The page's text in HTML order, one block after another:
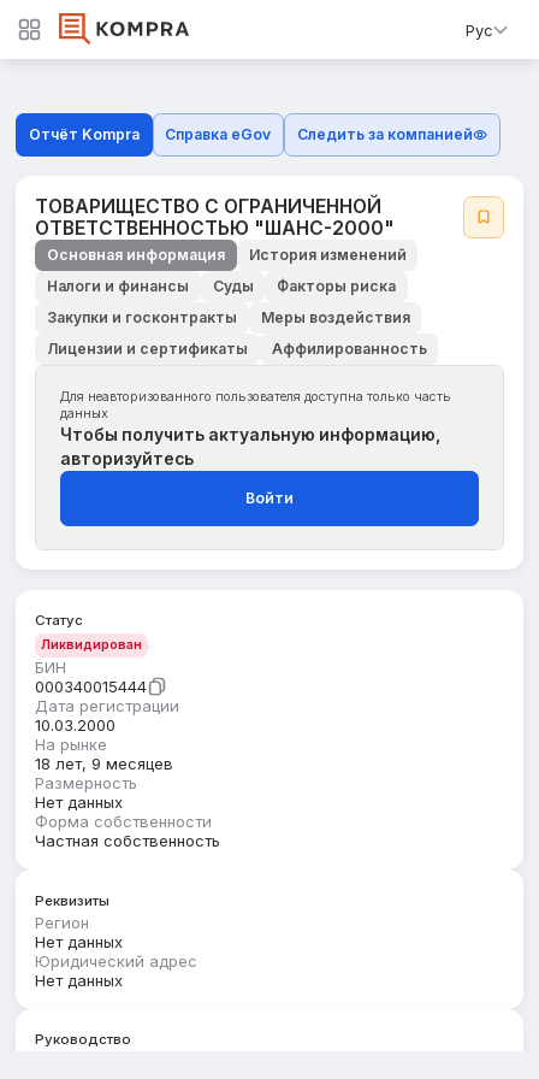
Рус
Отчёт Kompra Справка eGov Следить за компанией
ТОВАРИЩЕСТВО С ОГРАНИЧЕННОЙ
ОТВЕТСТВЕННОСТЬЮ "ШАНС-2000"
Основная информация
История изменений
Налоги и финансы
Суды
Факторы риска
Закупки и госконтракты
Меры воздействия
Лицензии и сертификаты
Аффилированность
Для неавторизованного пользователя доступна только часть
данных
Чтобы получить актуальную информацию,
авторизуйтесь
Войти
Статус
Ликвидирован
БИН
000340015444
Дата регистрации
10.03.2000
На рынке
18 лет, 9 месяцев
Размерность
Нет данных
Форма собственности
Частная собственность
Реквизиты
Регион
Нет данных
Юридический адрес
Нет данных
Руководство